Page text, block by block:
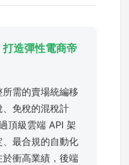
造彈性電商帝
需的賣場統編移
免稅的混稅計
頂級雲端 API 架
最合規的自動化
衝高業績，後端